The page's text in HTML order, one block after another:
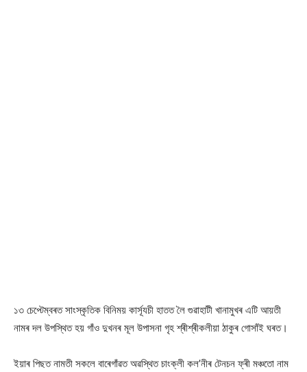
১৩ চেপ্টেম্বৰত সাংস্কৃতিক বিনিময় কাৰ্সূযচী হাতত লৈ গুৱাহাটী খানামুখৰ এটি আয়তী
নামৰ দল উপস্থিত হয় গাঁও দুখনৰ মূল উপাসনা গৃহ শ্ৰীশ্ৰীকলীয়া ঠাকুৰ গোসাঁই ঘৰত।
ইয়াৰ পিছত নামতী সকলে বাৰেগাঁৱত অৱস্থিত চাংক্লী কল’নীৰ টেনচন ফ্ৰী মঞ্চতো নাম